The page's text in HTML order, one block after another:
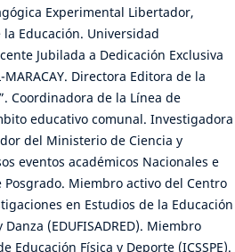
Experimental Libertador,
Educación. Universidad
Jubilada a Dedicación Exclusiva
Directora Editora de la
Coordinadora de la Línea de
educativo comunal. Investigadora
del Ministerio de Ciencia y
eventos académicos Nacionales e
Miembro activo del Centro
en Estudios de la Educación
(EDUFISADRED). Miembro
Educación Física y Deporte (ICSSPE).